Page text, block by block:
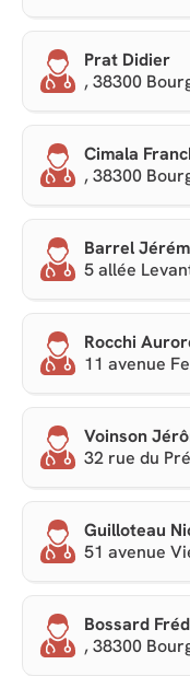
Prat Didier
, 38300
Cimala
, 38300
Barrel
5 allée
Rocchi
11 avenue
Voinson
32 rue du
Guilloteau
51 avenue
Bossard
, 38300